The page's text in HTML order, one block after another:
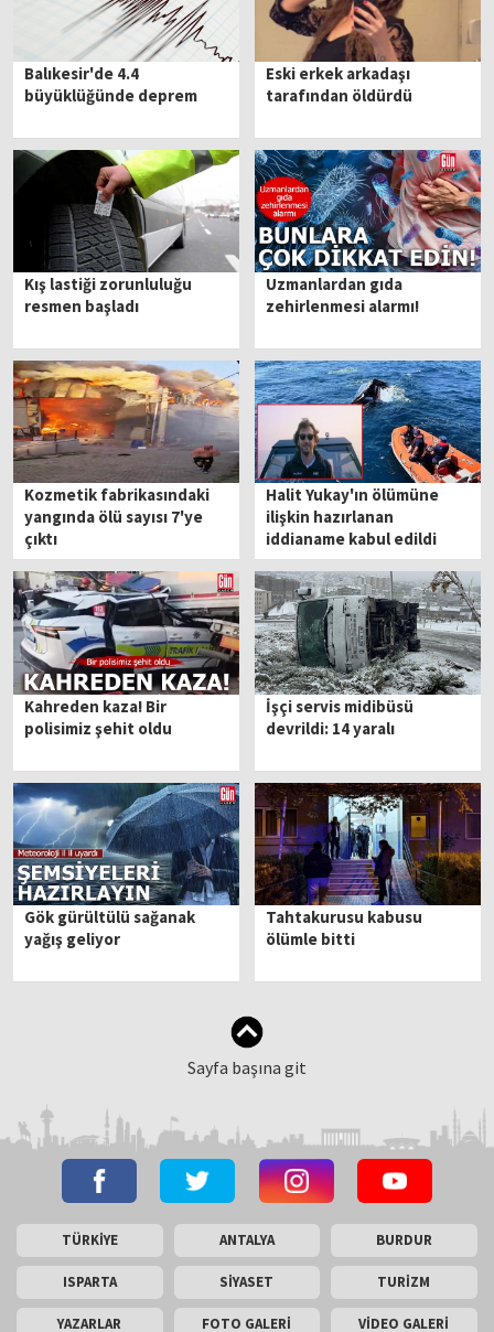
Balıkesir'de 4.4
büyüklüğünde deprem
Eski erkek arkadaşı
tarafından öldürdü
Kış lastiği zorunluluğu
resmen başladı
Uzmanlardan gıda
zehirlenmesi alarmı!
Kozmetik fabrikasındaki
yangında ölü sayısı 7'ye
çıktı
Halit Yukay'ın ölümüne
ilişkin hazırlanan
iddianame kabul edildi
Kahreden kaza! Bir
polisimiz şehit oldu
İşçi servis midibüsü
devrildi: 14 yaralı
Gök gürültülü sağanak
yağış geliyor
Tahtakurusu kabusu
ölümle bitti
Sayfa başına git
TÜRKİYE ANTALYA BURDUR
ISPARTA SİYASET TURİZM
YAZARLAR FOTO GALERİ VİDEO GALERİ